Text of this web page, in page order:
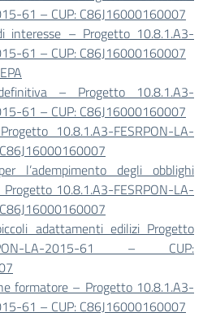
61 – CUP: C86J16000160007
interesse – Progetto 10.8.1.A3-
61 – CUP: C86J16000160007
– Progetto 10.8.1.A3-
61 – CUP: C86J16000160007
10.8.1.A3-FESRPON-LA-
l’adempimento degli obblighi
10.8.1.A3-FESRPON-LA-
adattamenti edilizi Progetto
LA-2015-61 – CUP:
formatore – Progetto 10.8.1.A3-
61 – CUP: C86J16000160007